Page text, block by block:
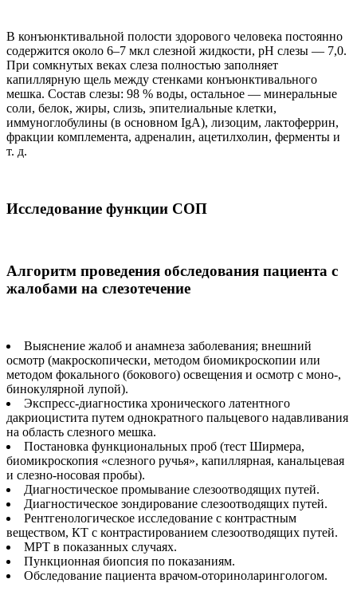
В конъюнктивальной полости здорового человека постоянно
содержится около 6–7 мкл слезной жидкости, pH cлезы — 7,0.
При сомкнутых веках слеза полностью заполняет
капиллярную щель между стенками конъюнктивального
мешка. Состав слезы: 98 % воды, остальное — минеральные
соли, белок, жиры, слизь, эпителиальные клетки,
иммуноглобулины (в основном IgA), лизоцим, лактоферрин,
фракции комплемента, адреналин, ацетилхолин, ферменты и
т. д.
Исследование функции СОП
Алгоритм проведения обследования пациента с
жалобами на слезотечение
Выяснение жалоб и анамнеза заболевания; внешний
осмотр (макроскопически, методом биомикроскопии или
методом фокального (бокового) освещения и осмотр с моно-,
бинокулярной лупой).
Экспресс-диагностика хронического латентного
дакриоцистита путем однократного пальцевого надавливания
на область слезного мешка.
Постановка функциональных проб (тест Ширмера,
биомикроскопия «слезного ручья», капиллярная, канальцевая
и слезно-носовая пробы).
Диагностическое промывание слезоотводящих путей.
Диагностическое зондирование слезоотводящих путей.
Рентгенологическое исследование с контрастным
веществом, КТ с контрастированием слезоотводящих путей.
МРТ в показанных случаях.
Пункционная биопсия по показаниям.
Обследование пациента врачом-оториноларингологом.